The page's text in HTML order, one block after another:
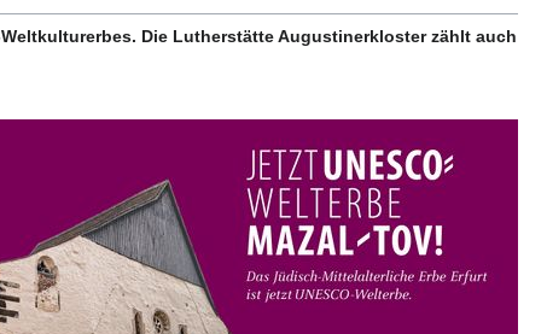
Die Lutherstätte Augustinerkloster zählt auch